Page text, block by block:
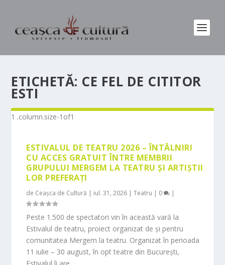
ETICHETĂ: CE FEL DE CITITOR
ESTI
ESTIVALUL DE TEATRU 2026 – ÎNTÂLNIRI
CU ACCES GRATUIT ÎNTRE MEMBRII
GRUPULUI MERGEM LA TEATRU ȘI ARTIȘTII
LOR PREFERAȚI
de Ceașca de Cultură | iul. 31, 2026 |Teatru | 0 |
Peste 1.500 de spectatori vin în această vară la
Estivalul de teatru, proiect organizat de și pentru
comunitatea Mergem la teatru. Organizat în perioada
11 iulie – 30 august, în opt teatre din București,